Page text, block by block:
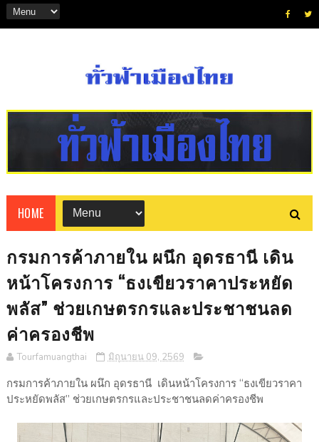
HOME
กรมการค้าภายใน ผนึก อุดรธานี เดิน
หน้าโครงการ “ธงเขียวราคาประหยัด
พลัส” ช่วยเกษตรกรและประชาชนลด
ค่าครองชีพ
Tourfamuangthai มิถุนายน 09, 2569
กรมการค้าภายใน ผนึก อุดรธานี เดินหน้าโครงการ “ธงเขียวราคา
ประหยัดพลัส” ช่วยเกษตรกรและประชาชนลดค่าครองชีพ